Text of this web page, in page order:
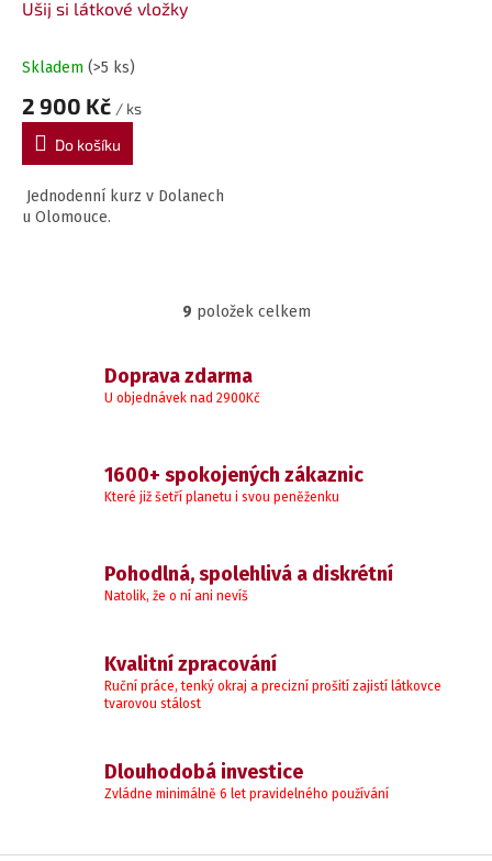
Ušij si látkové vložky
Skladem (>5 ks)
2 900 Kč / ks
Do košíku
Jednodenní kurz v Dolanech
u Olomouce.
O
L
Á
C
Í
V
K
V
Ý
P
U
9 položek celkem
Doprava zdarma
U objednávek nad 2900Kč
1600+ spokojených zákaznic
Které již šetří planetu i svou peněženku
Pohodlná, spolehlivá a diskrétní
Natolik, že o ní ani nevíš
Kvalitní zpracování
Ruční práce, tenký okraj a precizní prošití zajistí látkovce
tvarovou stálost
Dlouhodobá investice
Zvládne minimálně 6 let pravidelného používání